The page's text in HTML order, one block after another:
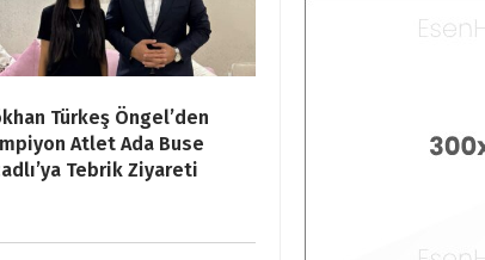
Türkeş Öngel’den
Atlet Ada Buse
Tebrik Ziyareti